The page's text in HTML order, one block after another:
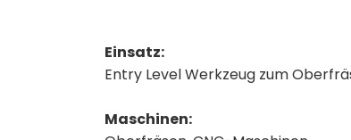
Einsatz:
Entry Level Werkzeug zum
Maschinen: